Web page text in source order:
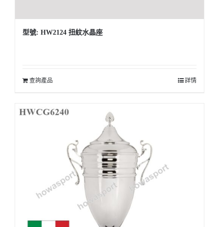
型號: HW2124 扭紋水晶座
查詢產品 詳情